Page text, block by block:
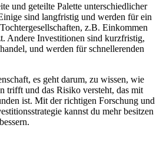
und geteilte Palette unterschiedlicher
sind langfristig und werden für ein
z.B. Einkommen
Andere Investitionen sind kurzfristig,
und werden für schnellerenden
es geht darum, zu wissen, wie
trifft und das Risiko versteht, das mit
ist. Mit der richtigen Forschung und
kannst du mehr besitzen